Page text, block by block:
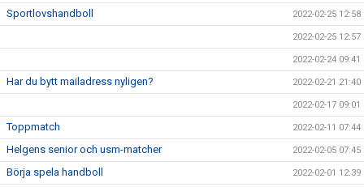
Sportlovshandboll 2022-02-25 12:58
2022-02-25 12:57
2022-02-24 09:41
Har du bytt mailadress nyligen? 2022-02-21 21:40
2022-02-17 09:01
Toppmatch 2022-02-11 07:44
Helgens senior och usm-matcher 2022-02-05 07:45
Börja spela handboll 2022-02-01 12:39